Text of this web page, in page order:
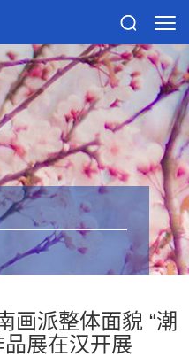
画派整体面貌 “潮
品展在汉开展